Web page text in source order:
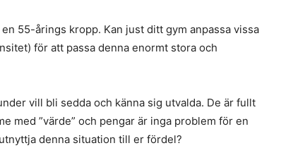
55-årings kropp. Kan just ditt gym anpassa vissa
för att passa denna enormt stora och
vill bli sedda och känna sig utvalda. De är fullt
med ”värde” och pengar är inga problem för en
denna situation till er fördel?